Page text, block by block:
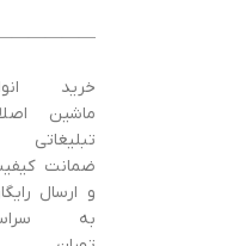
خرید
ماشین
تبلیغاتی
ضمانت
و ارسال
به